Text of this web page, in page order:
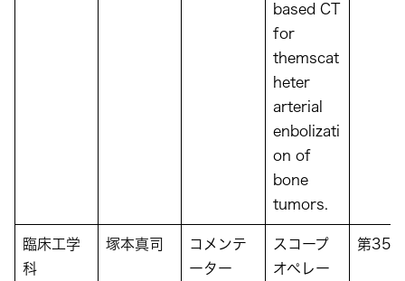
based CT
for
themscat
heter
arterial
enbolizati
on of
bone
tumors.
臨床工学
科
塚本真司
コメンテ
ーター
スコープ
オペレー
第35回